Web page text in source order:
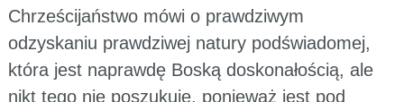
Chrześcijaństwo mówi o prawdziwym
odzyskaniu prawdziwej natury podświadomej,
która jest naprawdę Boską doskonałością, ale
nikt tego nie poszukuje, ponieważ jest pod